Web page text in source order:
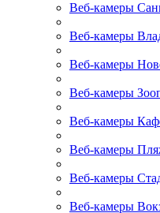
Веб-камеры
Веб-камеры
Веб-камеры
Веб-камеры
Веб-камеры
Веб-камеры
Веб-камеры
Веб-камеры